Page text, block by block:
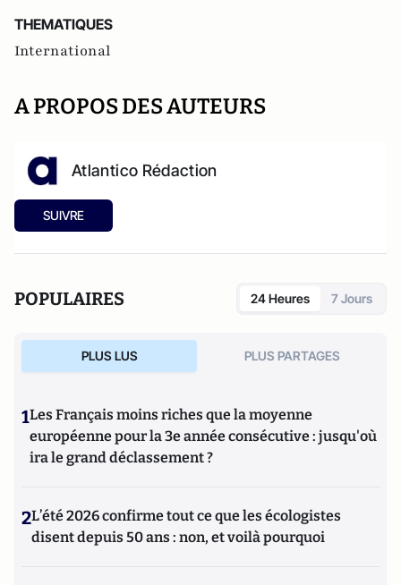
THEMATIQUES
International
A PROPOS DES AUTEURS
Atlantico Rédaction
SUIVRE
POPULAIRES 24 Heures 7 Jours
PLUS LUS PLUS PARTAGES
1Les Français moins riches que la moyenne
européenne pour la 3e année consécutive : jusqu'où
ira le grand déclassement ?
2L’été 2026 confirme tout ce que les écologistes
disent depuis 50 ans : non, et voilà pourquoi